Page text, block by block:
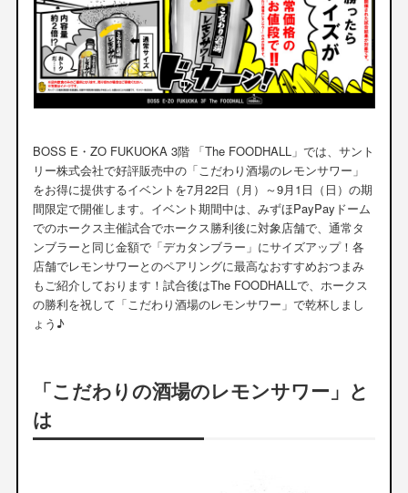
BOSS E・ZO FUKUOKA 3階 「The FOODHALL」では、サント
リー株式会社で好評販売中の「こだわり酒場のレモンサワー」
をお得に提供するイベントを7月22日（月）～9月1日（日）の期
間限定で開催します。イベント期間中は、みずほPayPayドーム
でのホークス主催試合でホークス勝利後に対象店舗で、通常タ
ンブラーと同じ金額で「デカタンブラー」にサイズアップ！各
店舗でレモンサワーとのペアリングに最高なおすすめおつまみ
もご紹介しております！試合後はThe FOODHALLで、ホークス
の勝利を祝して「こだわり酒場のレモンサワー」で乾杯しまし
ょう♪
「こだわりの酒場のレモンサワー」と
は